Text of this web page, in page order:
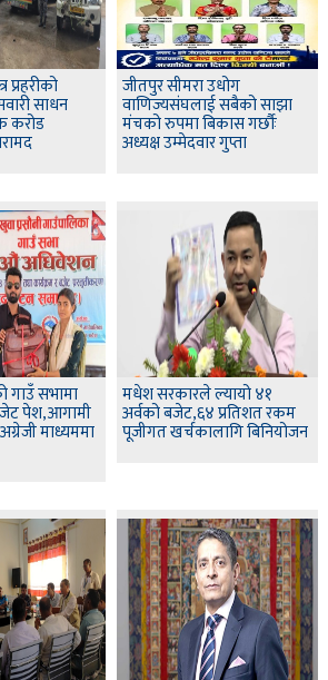
प्रहरीको
साधन
करोड
जीतपुर सीमरा उधोग
वाणिज्यसंघलाई सबैको साझा
मंचको रुपमा बिकास गर्छौः
अध्यक्ष उम्मेदवार गुप्ता
गाउँ सभामा
पेश,आगामी
माध्यममा
मधेश सरकारले ल्यायो ४१
अर्वको बजेट,६४ प्रतिशत रकम
पूजीगत खर्चकालागि बिनियोजन